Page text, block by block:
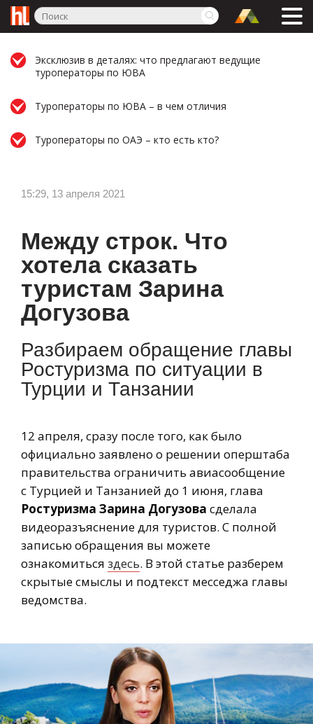
Эксклюзив в деталях: что предлагают ведущие
туроператоры по ЮВА
Туроператоры по ЮВА – в чем отличия
Туроператоры по ОАЭ – кто есть кто?
15:29, 13 апреля 2021
Между строк. Что
хотела сказать
туристам Зарина
Догузова
Разбираем обращение главы
Ростуризма по ситуации в
Турции и Танзании
12 апреля, сразу после того, как было
официально заявлено о решении оперштаба
правительства ограничить авиасообщение
с Турцией и Танзанией до 1 июня, глава
Ростуризма Зарина Догузова сделала
видеоразъяснение для туристов. С полной
записью обращения вы можете
ознакомиться здесь. В этой статье разберем
скрытые смыслы и подтекст месседжа главы
ведомства.